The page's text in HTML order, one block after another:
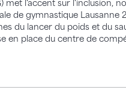
met l'accent sur l'inclusion,
de gymnastique Lausanne
du lancer du poids et du
en place du centre de